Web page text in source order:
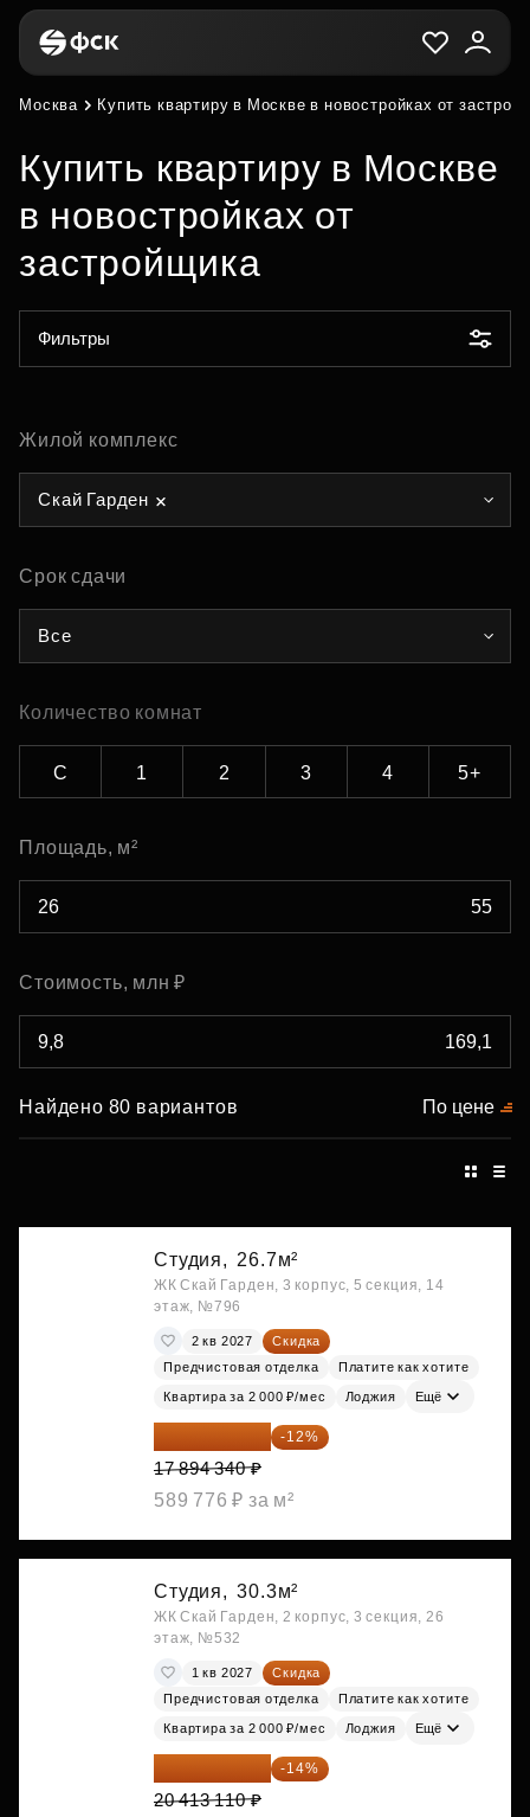
Москва Купить квартиру в Москве в новостройках от
Купить квартиру в Москве
в новостройках от
застройщика
Фильтры
Жилой комплекс
Скай Гарден
Срок сдачи
Все
Количество комнат
С 1 2 3 4 5+
Площадь, м²
Стоимость, млн ₽
Найдено 80 вариантов По цене
Студия, 26.7м²
ЖК Скай Гарден, 3 корпус, 5 секция, 14
этаж, №796
2 кв 2027
Скидка
Предчистовая отделка
Платите как хотите
Квартира за 2 000 ₽/мес Лоджия Ещё
15 747 019 ₽ -12%
17 894 340 ₽
589 776 ₽ за м²
Студия, 30.3м²
ЖК Скай Гарден, 2 корпус, 3 секция, 26
этаж, №532
1 кв 2027
Скидка
Предчистовая отделка
Платите как хотите
Квартира за 2 000 ₽/мес Лоджия Ещё
17 555 275 ₽ -14%
20 413 110 ₽